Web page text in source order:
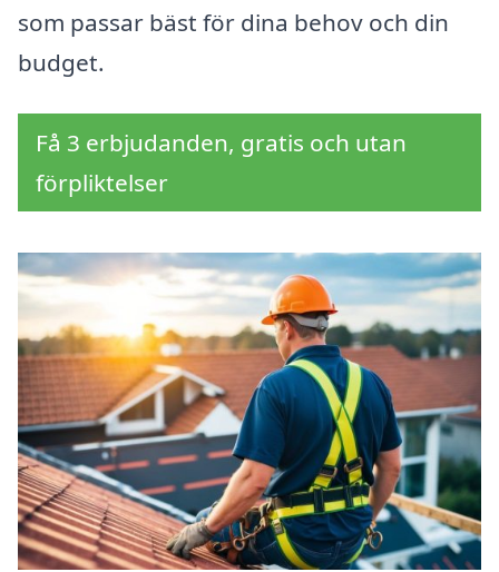
som passar bäst för dina behov och din
budget.
Få 3 erbjudanden, gratis och utan
förpliktelser